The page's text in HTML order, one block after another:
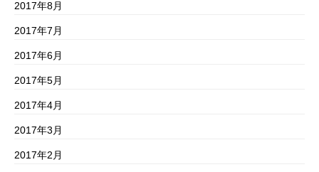
2017年8月
2017年7月
2017年6月
2017年5月
2017年4月
2017年3月
2017年2月